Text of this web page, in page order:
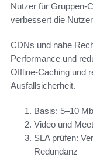
Nutzer für Gruppen-
verbessert die
CDNs und nahe
Performance und
Offline-Caching und
Ausfallsicherheit.
Basis: 5–10
Video und
SLA prüfen:
Redundanz